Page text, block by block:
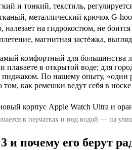
и тонкий, текстиль,
металлический крючок G-
налезает на гидрокостюм, не
магнитная застёжка,
комфортный для большинства
плаваете в открытой воде; для
По нашему опыту,
как ремешки ведут себя в носке
в перчатках и под водой — на
и почему его берут